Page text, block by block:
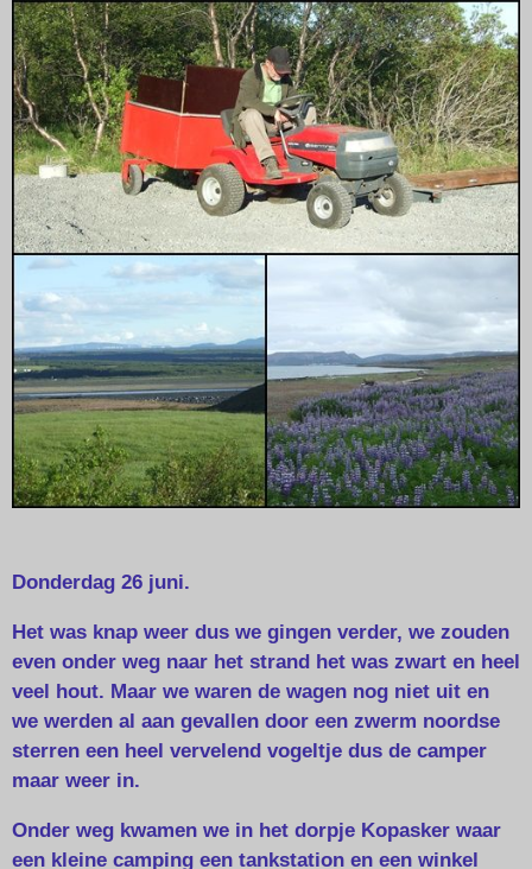
Donderdag 26 juni.
Het was knap weer dus we gingen verder, we zouden
even onder weg naar het strand het was zwart en heel
veel hout. Maar we waren de wagen nog niet uit en
we werden al aan gevallen door een zwerm noordse
sterren een heel vervelend vogeltje dus de camper
maar weer in.
Onder weg kwamen we in het dorpje Kopasker waar
een kleine camping een tankstation en een winkel